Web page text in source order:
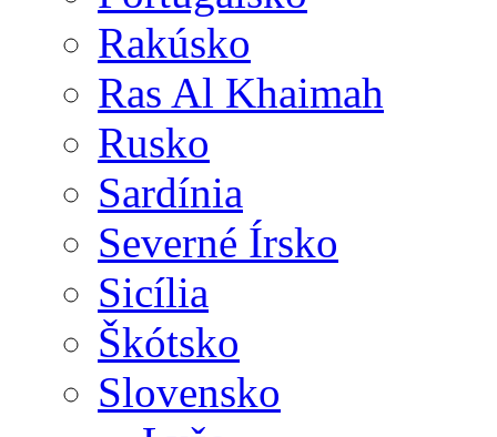
Rakúsko
Ras Al Khaimah
Rusko
Sardínia
Severné Írsko
Sicília
Škótsko
Slovensko